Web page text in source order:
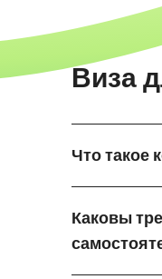
Виза
Что такое
Каковы